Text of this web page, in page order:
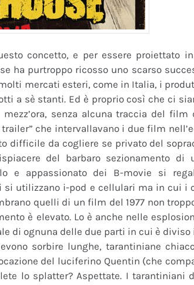
concetto, e per essere proiettato
ha purtroppo ricosso uno scarso
mercati esteri, come in Italia, i
a sè stanti. Ed è proprio così che ci
senza alcuna traccia del film
che intervallavano i due film
difficile da cogliere se privato del
del barbaro sezionamento di
e appassionato dei B-movie si
utilizzano i-pod e cellulari ma in cui i
quelli di un film del 1977 non
è elevato. Lo è anche nelle
di ognuna delle due parti in cui è
sorbire lunghe, tarantiniane
del luciferino Quentin (che
lo splatter? Aspettate. I tarantiniani